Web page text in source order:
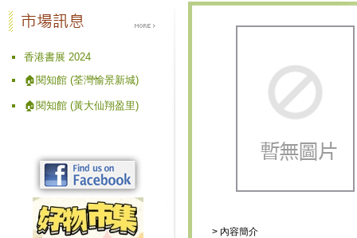
香港書展 2024
🏠閱知館 (荃灣愉景新城)
🏠閱知館 (黃大仙翔盈里)
> 內容簡介